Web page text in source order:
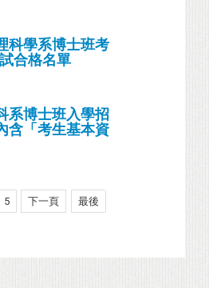
科學系博士班考
合格名單
系博士班入學招
含「 考生基本資
5 下一頁 最後